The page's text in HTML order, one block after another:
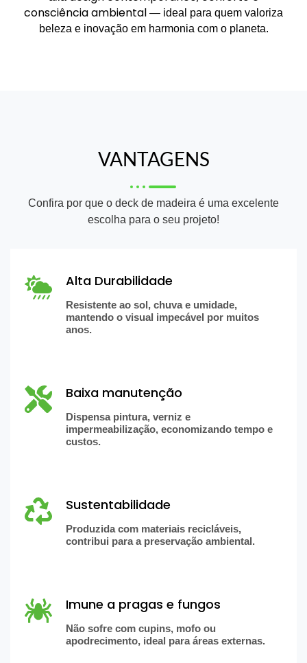
consciência ambiental — ideal para quem valoriza
beleza e inovação em harmonia com o planeta.
VANTAGENS
Confira por que o deck de madeira é uma excelente
escolha para o seu projeto!
Alta Durabilidade
Resistente ao sol, chuva e umidade,
mantendo o visual impecável por muitos
anos.
Baixa manutenção
Dispensa pintura, verniz e
impermeabilização, economizando tempo e
custos.
Sustentabilidade
Produzida com materiais recicláveis,
contribui para a preservação ambiental.
Imune a pragas e fungos
Não sofre com cupins, mofo ou
apodrecimento, ideal para áreas externas.